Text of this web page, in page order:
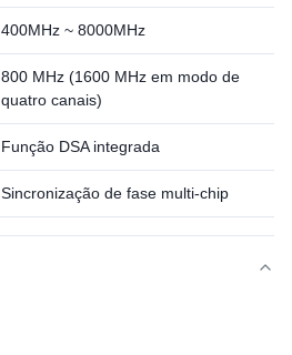
400MHz ~ 8000MHz
800 MHz (1600 MHz em modo de
quatro canais)
Função DSA integrada
Sincronização de fase multi-chip